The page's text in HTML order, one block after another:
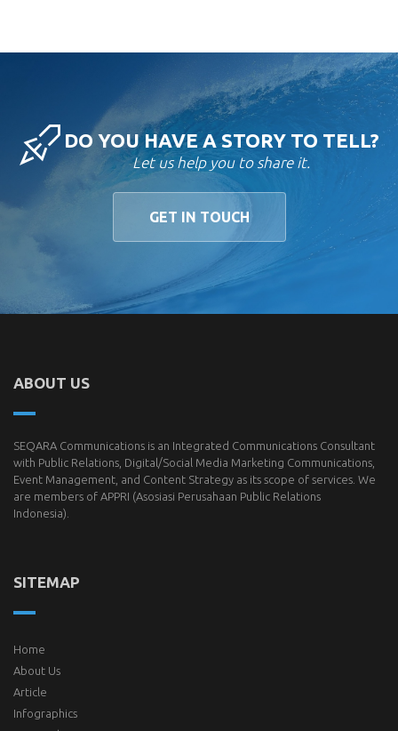
DO YOU HAVE A STORY TO TELL?
Let us help you to share it.
GET IN TOUCH
ABOUT US
SEQARA Communications is an Integrated Communications Consultant
with Public Relations, Digital/Social Media Marketing Communications,
Event Management, and Content Strategy as its scope of services. We
are members of APPRI (Asosiasi Perusahaan Public Relations
Indonesia).
SITEMAP
Home
About Us
Article
Infographics